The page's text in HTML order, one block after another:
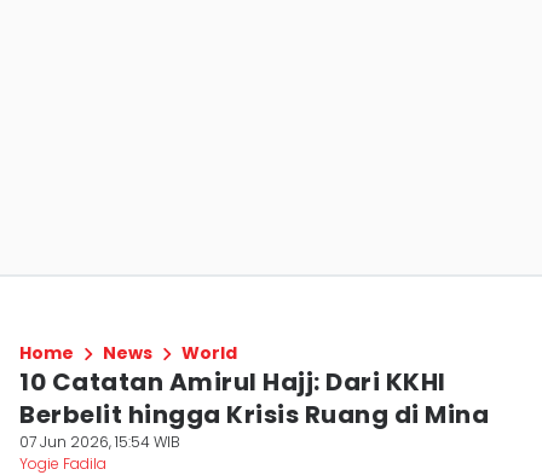
Home News World
10 Catatan Amirul Hajj: Dari KKHI
Berbelit hingga Krisis Ruang di Mina
07 Jun 2026, 15:54 WIB
Yogie Fadila